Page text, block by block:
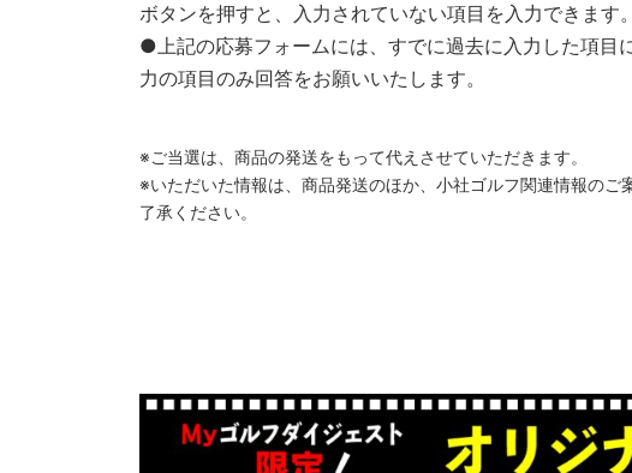
ボタンを押すと、入力されていない項目を入力できます。
●上記の応募フォームには、すでに過去に入力した項目
力の項目のみ回答をお願いいたします。
※ご当選は、商品の発送をもって代えさせていただきます。
※いただいた情報は、商品発送のほか、小社ゴルフ関連情報の
了承ください。